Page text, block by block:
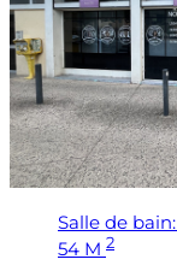
Salle de bain:
54 M 2